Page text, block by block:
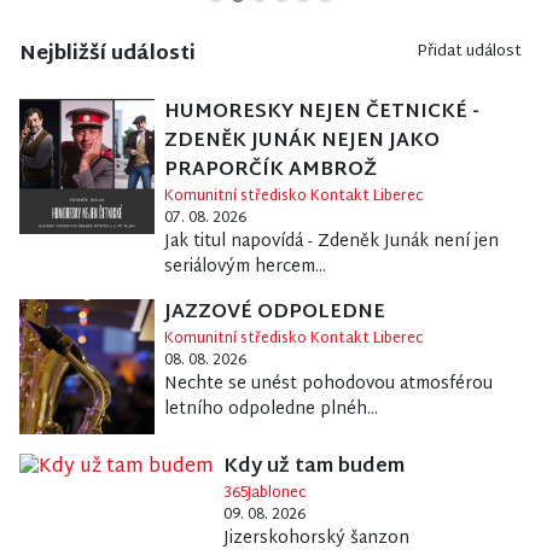
Nejbližší události Přidat událost
HUMORESKY NEJEN ČETNICKÉ -
ZDENĚK JUNÁK NEJEN JAKO
PRAPORČÍK AMBROŽ
Komunitní středisko Kontakt Liberec
07. 08. 2026
Jak titul napovídá - Zdeněk Junák není jen
seriálovým hercem...
JAZZOVÉ ODPOLEDNE
Komunitní středisko Kontakt Liberec
08. 08. 2026
Nechte se unést pohodovou atmosférou
letního odpoledne plnéh...
Kdy už tam budem
365Jablonec
09. 08. 2026
Jizerskohorský šanzon